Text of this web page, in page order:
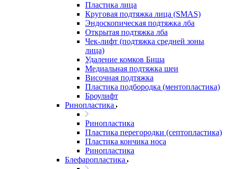
Пластика лица
Круговая подтяжка лица (SMAS)
Эндоскопическая подтяжка лба
Открытая подтяжка лба
Чек-лифт (подтяжка средней зоны
лица)
Удаление комков Биша
Медиальная подтяжка шеи
Височная подтяжка
Пластика подбородка (ментопластика)
Броулифт
Ринопластика
Ринопластика
Пластика перегородки (септопластика)
Пластика кончика носа
Ринопластика
Блефаропластика